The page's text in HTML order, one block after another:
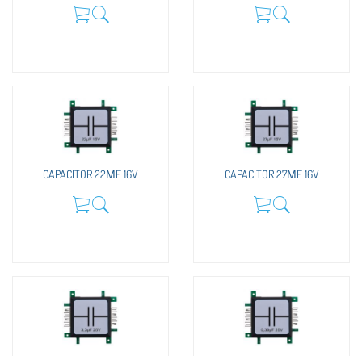
CAPACITOR 22ΜF 16V CAPACITOR 27ΜF 16V